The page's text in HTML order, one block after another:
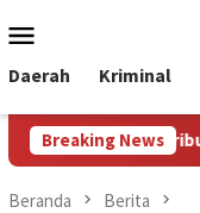
ke
kontenMobile
Daerah Kriminal
Breaking News
Jalur Distribusi
Beranda Berita